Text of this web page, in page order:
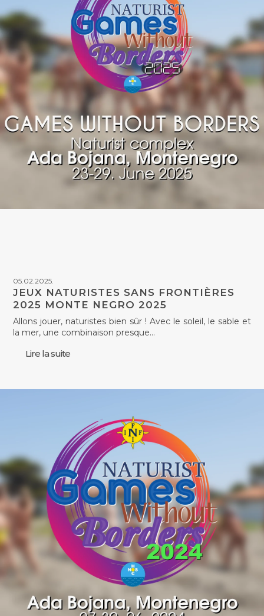
05.02.2025.
JEUX NATURISTES SANS FRONTIÈRES
2025 MONTE NEGRO 2025
Allons jouer, naturistes bien sûr ! Avec le soleil, le sable et
la mer, une combinaison presque…
Lire la suite